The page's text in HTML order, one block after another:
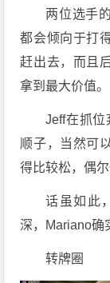
两位选手
都会倾向于打
赶出去，而且
拿到最大价值。
Jeff在抓位
顺子，当然可
得比较松，偶
话虽如此
深，Mariano确
转牌圈